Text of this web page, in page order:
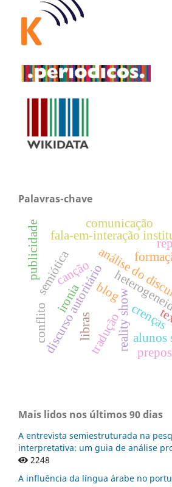
Palavras-chave
análise do
discurso autoritárioreality show
fala-em-interação
alunos
librastradução
canção
semiótica
crenças
publicidade comunicação
conflito
blog
ironia
Mais lidos nos últimos 90 dias
A entrevista semiestruturada na
interpretativa: um guia de análise
2248
A influência da língua árabe no